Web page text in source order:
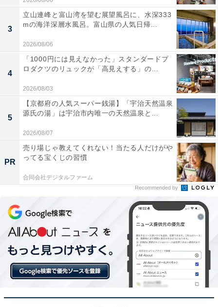
3
立山連峰と富山湾を望む展望風呂に、水深333
mの海洋深層水風呂。富山県の人気日帰...
2026/08/06
4
「1000円には見えなかった」スタンダードプ
ロダクツのリュックが「高見えする」の...
2026/08/03
5
【京都府の人気スーパー銭湯】「宇治天然温泉
源氏の湯」は宇治市内唯一の天然温泉と...
2026/08/07
PR
売り場じゃ教えてくれない！当たる人だけがや
ってる宝くじの習慣
合同会社デジタルファーム
Recommended by